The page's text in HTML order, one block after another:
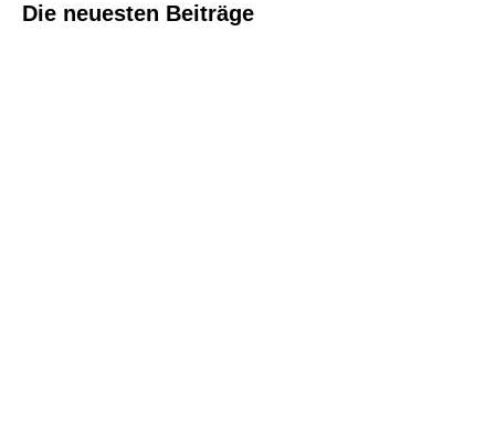
Die neuesten Beiträge